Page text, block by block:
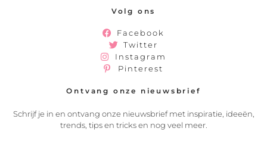
Volg ons
Facebook
Twitter
Instagram
Pinterest
Ontvang onze nieuwsbrief
Schrijf je in en ontvang onze nieuwsbrief met inspiratie, ideeën,
trends, tips en tricks en nog veel meer.